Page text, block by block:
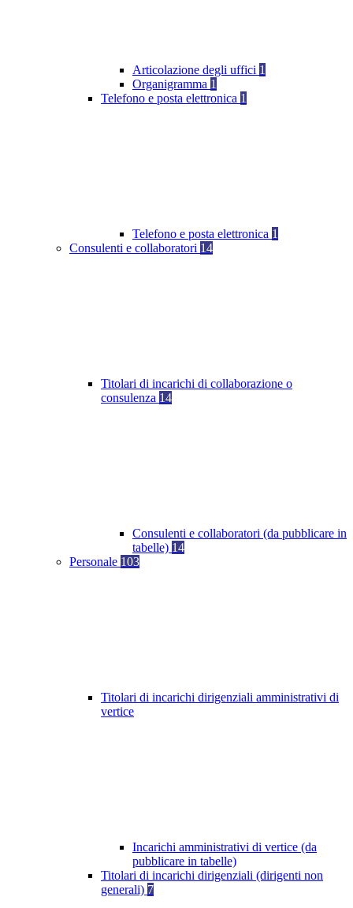
Articolazione degli uffici 1
Organigramma 1
Telefono e posta elettronica 1
Telefono e posta elettronica 1
Consulenti e collaboratori 14
Titolari di incarichi di collaborazione o
consulenza 14
Consulenti e collaboratori (da pubblicare in
tabelle) 14
Personale 103
Titolari di incarichi dirigenziali amministrativi di
vertice
Incarichi amministrativi di vertice (da
pubblicare in tabelle)
Titolari di incarichi dirigenziali (dirigenti non
generali) 7